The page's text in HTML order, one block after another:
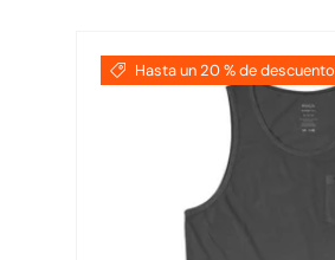
Hasta un 20 % de descuento